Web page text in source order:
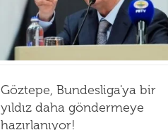
Göztepe, Bundesliga'ya bir
yıldız daha göndermeye
hazırlanıyor!